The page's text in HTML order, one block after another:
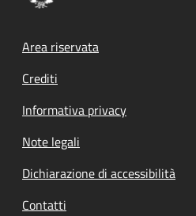
Footer menu
Area riservata
Crediti
Informativa privacy
Note legali
Dichiarazione di accessibilità
Contatti